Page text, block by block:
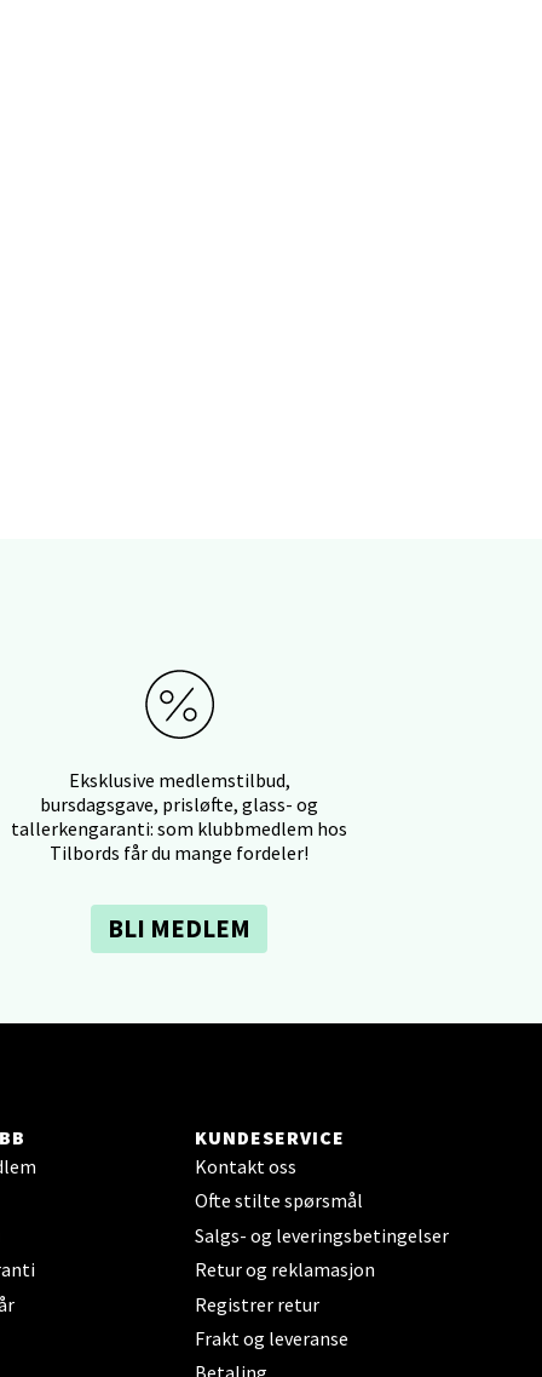
Eksklusive medlemstilbud,
bursdagsgave, prisløfte, glass- og
tallerkengaranti: som klubbmedlem hos
Tilbords får du mange fordeler!
BLI MEDLEM
KUNDESERVICE
Kontakt oss
Ofte stilte spørsmål
Salgs- og leveringsbetingelser
Retur og reklamasjon
Registrer retur
Frakt og leveranse